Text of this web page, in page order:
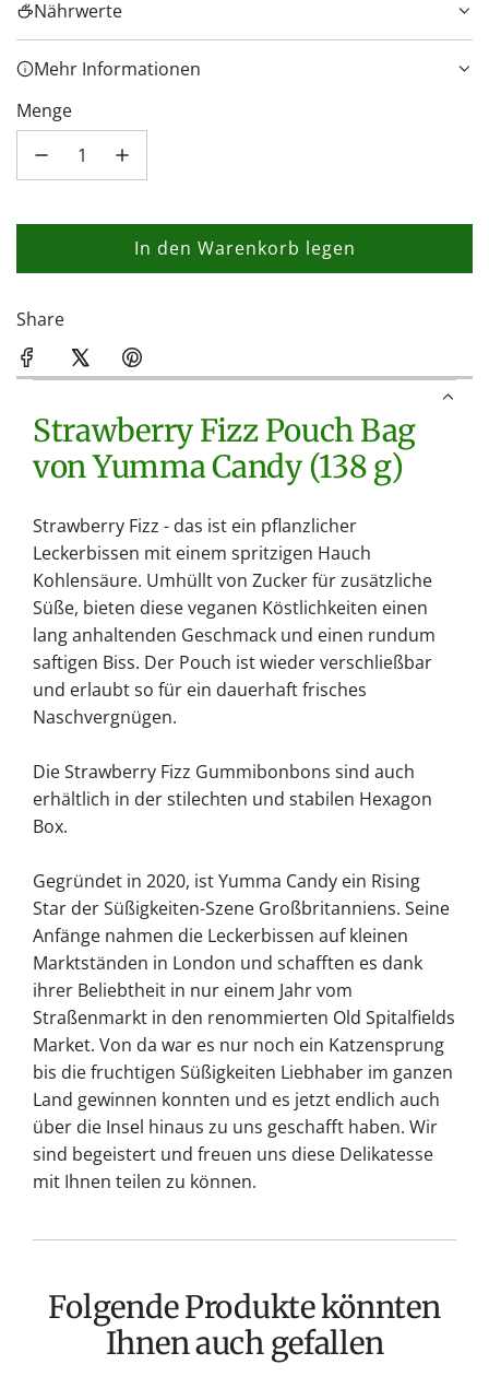
Nährwerte
Mehr Informationen
Menge
In den Warenkorb legen
L
.
Share
Strawberry Fizz Pouch Bag
von Yumma Candy (138 g)
Strawberry Fizz - das ist ein pflanzlicher
Leckerbissen mit einem spritzigen Hauch
Kohlensäure. Umhüllt von Zucker für zusätzliche
Süße, bieten diese veganen Köstlichkeiten einen
lang anhaltenden Geschmack und einen rundum
saftigen Biss. Der Pouch ist wieder verschließbar
und erlaubt so für ein dauerhaft frisches
Naschvergnügen.
Die Strawberry Fizz Gummibonbons sind auch
erhältlich in der stilechten und stabilen Hexagon
Box.
Gegründet in 2020, ist Yumma Candy ein Rising
Star der Süßigkeiten-Szene Großbritanniens. Seine
Anfänge nahmen die Leckerbissen auf kleinen
Marktständen in London und schafften es dank
ihrer Beliebtheit in nur einem Jahr vom
Straßenmarkt in den renommierten Old Spitalfields
Market. Von da war es nur noch ein Katzensprung
bis die fruchtigen Süßigkeiten Liebhaber im ganzen
Land gewinnen konnten und es jetzt endlich auch
über die Insel hinaus zu uns geschafft haben. Wir
sind begeistert und freuen uns diese Delikatesse
mit Ihnen teilen zu können.
Folgende Produkte könnten
Ihnen auch gefallen